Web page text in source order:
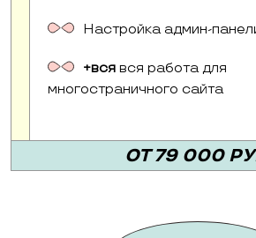
Настройка админ-
+вся вся работа для
многостраничного сайта
ОТ 79 000